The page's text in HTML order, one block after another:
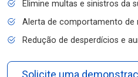
Elimine multas e sinistros da
Alerta de comportamento de
Redução de desperdícios e
Solicite uma